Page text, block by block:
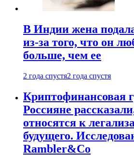
В Индии жена
из-за того, что он
больше, чем ее
2 года спустя2 года спустя
Криптофинансовая
Россияне
относятся к
будущего.
Rambler&Co